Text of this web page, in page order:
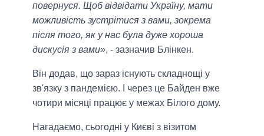
повернуся. Щоб відвідати Україну, мати
можливість зустрітися з вами, зокрема
після того, як у нас була дуже хороша
дискусія з вами», - зазначив Блінкен.
Він додав, що зараз існують складнощі у
зв'язку з пандемією. І через це Байден вже
чотири місяці працює у межах Білого дому.
Нагадаємо, сьогодні у Києві з візитом